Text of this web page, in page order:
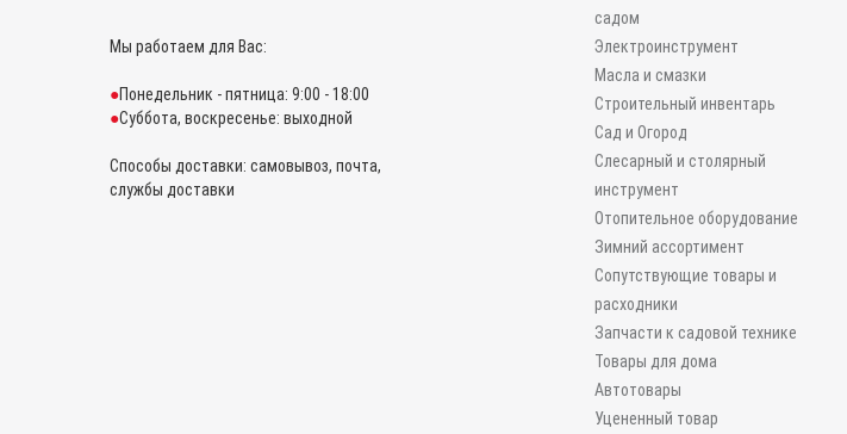
Мы работаем для Вас:
Понедельник - пятница: 9:00 - 18:00
Суббота, воскресенье: выходной
Способы доставки: самовывоз, почта,
службы доставки
садом
Электроинструмент
Масла и смазки
Строительный инвентарь
Сад и Огород
Слесарный и столярный
инструмент
Отопительное оборудование
Зимний ассортимент
Сопутствующие товары и
расходники
Запчасти к садовой технике
Товары для дома
Автотовары
Уцененный товар